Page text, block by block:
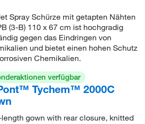
Spray Schürze mit getapten Nähten
(3-B) 110 x 67 cm ist hochgradig
gegen das Eindringen von
und bietet einen hohen Schutz
Chemikalien.
verfügbar
Tychem™ 2000C
gown with rear closure, knitted